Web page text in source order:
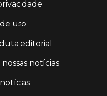
uso
editorial
notícias